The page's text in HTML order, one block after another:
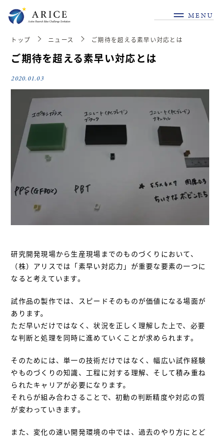
MENU
トップ ニュース ご期待を超える素早い対応とは
ご期待を超える素早い対応とは
2020.01.03
研究開発現場から生産現場までのものづくりにおいて、
（株）アリスでは「素早い対応力」が重要な要素の一つに
なると考えています。
試作品の製作では、スピードそのものが価値になる場面が
あります。
ただ早いだけではなく、状況を正しく理解した上で、必要
な判断と処理を同時に進めていくことが求められます。
そのためには、単一の技術だけではなく、幅広い試作経験
やものづくりの知識、工程に対する理解、そして積み重ね
られたキャリアが必要になります。
それらが組み合わさることで、初動の判断精度や対応の質
が変わっていきます。
また、変化の速い開発環境の中では、過去のやり方にとど